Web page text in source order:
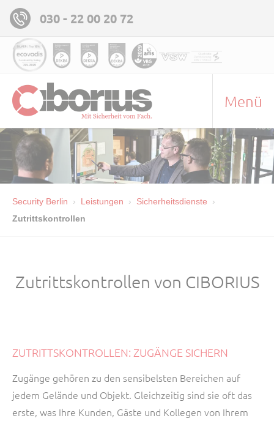
030 - 22 00 20 72
Menü
Security Berlin Leistungen
Sicherheitsdienste
Zutrittskontrollen
Zutrittskontrollen von CIBORIUS
ZUTRITTSKONTROLLEN: ZUGÄNGE SICHERN
Zugänge gehören zu den sensibelsten Bereichen auf
jedem Gelände und Objekt. Gleichzeitig sind sie oft das
erste, was Ihre Kunden, Gäste und Kollegen von Ihrem